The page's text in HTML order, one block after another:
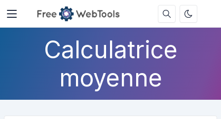
Calculatrice
moyenne